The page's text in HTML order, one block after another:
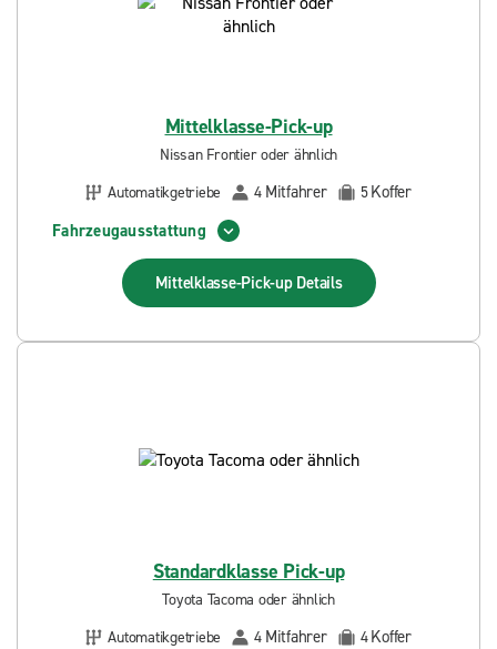
Mittelklasse-Pick-up
Nissan Frontier oder ähnlich
Automatikgetriebe
4 Mitfahrer 5Koffer
Fahrzeugausstattung
Mittelklasse-Pick-up Details
Standardklasse Pick-up
Toyota Tacoma oder ähnlich
Automatikgetriebe
4 Mitfahrer 4Koffer